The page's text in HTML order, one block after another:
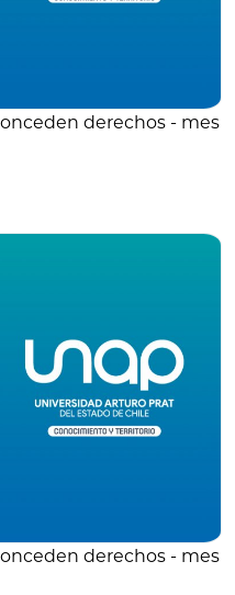
derechos - mes
derechos - mes